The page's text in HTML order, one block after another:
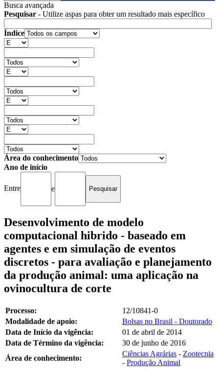
Busca avançada
Pesquisar - Utilize aspas para obter um resultado mais específico
Índice
Área do conhecimento
Ano de início
Entre e
Desenvolvimento de modelo
computacional hibrido - baseado em
agentes e em simulação de eventos
discretos - para avaliação e planejamento
da produção animal: uma aplicação na
ovinocultura de corte
Processo:
12/10841-0
Modalidade de apoio:
Bolsas no Brasil - Doutorado
Data de Início da vigência:
01 de abril de 2014
Data de Término da vigência:
30 de junho de 2016
Área de conhecimento:
Ciências Agrárias - Zootecnia
- Produção Animal